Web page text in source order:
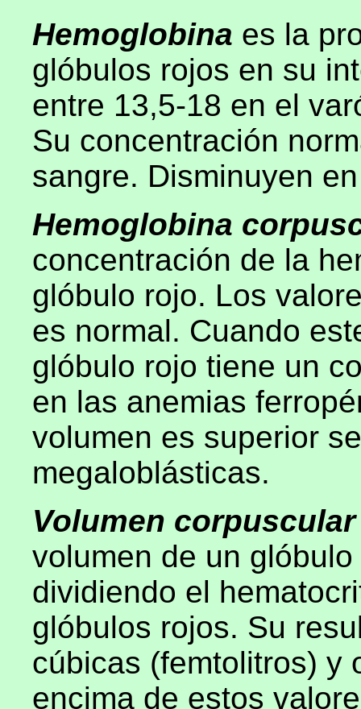
Hemoglobina es la
glóbulos rojos en su
entre 13,5-18 en el
Su concentración
sangre. Disminuyen
Hemoglobina
concentración de la
glóbulo rojo. Los
es normal. Cuando
glóbulo rojo tiene un
en las anemias
volumen es superior
megaloblásticas.
Volumen
volumen de un
dividiendo el
glóbulos rojos. Su
cúbicas (femtolitros) y
encima de estos